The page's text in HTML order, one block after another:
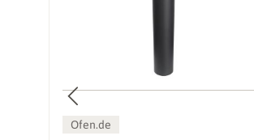
Ofen.de